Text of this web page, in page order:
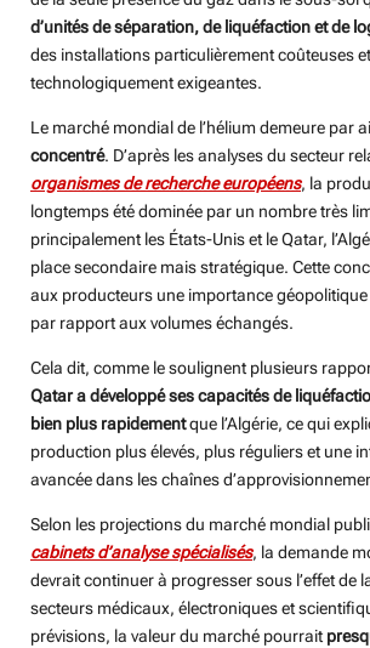
d’unités de séparation, de liquéfaction et de
des installations particulièrement coûteuses et
technologiquement exigeantes.
Le marché mondial de l’hélium demeure par
concentré. D’après les analyses du secteur
organismes de recherche européens, la
longtemps été dominée par un nombre très
principalement les États-Unis et le Qatar,
place secondaire mais stratégique. Cette
aux producteurs une importance
par rapport aux volumes échangés.
Cela dit, comme le soulignent plusieurs
Qatar a développé ses capacités de
bien plus rapidementque l’Algérie, ce qui
production plus élevés, plus réguliers et une
avancée dans les chaînes
Selon les projections du marché mondial
cabinets d’analyse spécialisés, la demande
devrait continuer à progresser sous l’effet de
secteurs médicaux, électroniques et
prévisions, la valeur du marché pourrait